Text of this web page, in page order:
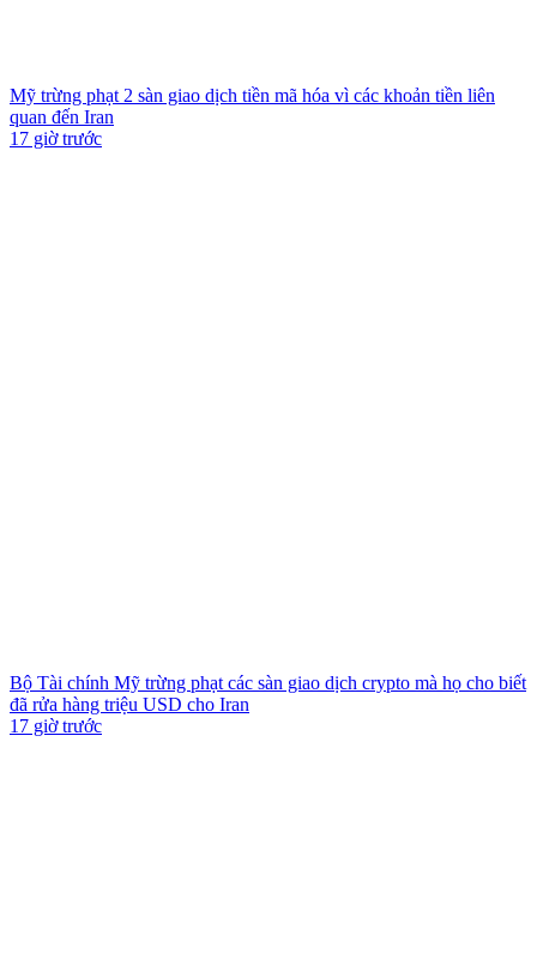
Mỹ trừng phạt 2 sàn giao dịch tiền mã hóa vì các khoản tiền liên
quan đến Iran
17 giờ trước
Bộ Tài chính Mỹ trừng phạt các sàn giao dịch crypto mà họ cho biết
đã rửa hàng triệu USD cho Iran
17 giờ trước